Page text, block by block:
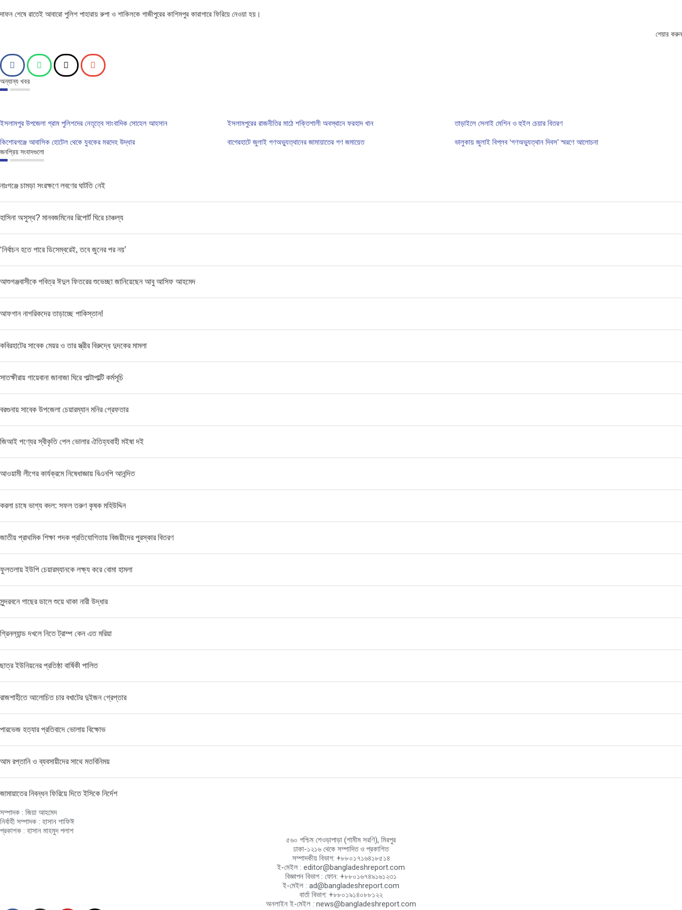
দাফন শেষে রাতেই আবারো পুলিশ পাহারায় রুপা ও শাকিলকে গাজীপুরের কাশিমপুর কারাগারে ফিরিয়ে নেওয়া হয়।
শেয়ার করুন
অন্যান্য খবর
ইসলামপুর উপজেলা গ্রাম পুলিশদের নেতৃত্বে সাংবাদিক সোহেল আহসান ইসলামপুরের রাজনীতির মাঠে শক্তিশালী অবস্থানে ফরহাদ খান তাড়াইলে সেলাই মেশিন ও হুইল চেয়ার বিতরণ
কিশোরগঞ্জে আবাসিক হোটেল থেকে যুবকের মরদেহ উদ্ধার বাগেরহাটে জুলাই গণঅভ্যুত্থানের জামায়াতের গণ জমায়েত ভালুকায় জুলাই বিপ্লব ‘গণঅভ্যুত্থান দিবস’ স্মরণে আলোচনা
জনপ্রিয় সংবাদগুলো
নাঃগঞ্জে চামড়া সংরক্ষণে লবণের ঘাটতি নেই
হাসিনা অসুস্থ? মানবজমিনের রিপোর্ট ঘিরে চাঞ্চল্য
‘নির্বাচন হতে পারে ডিসেম্বরেই, তবে জুনের পর নয়’
আশুগঞ্জবাসীকে পবিত্র ঈদুল ফিতরের শুভেচ্ছা জানিয়েছেন আবু আসিফ আহমেদ
আফগান নাগরিকদের তাড়াচ্ছে পাকিস্তান​!
কবিরহাটের সাবেক মেয়র ও তার স্ত্রীর বিরুদ্ধে দুদকের মামলা
সাতক্ষীরায় গায়েবানা জানাজা ঘিরে পাল্টাপাল্টি কর্মসূচি
বরগুনায় সাবেক উপজেলা চেয়ারম্যান মনির গ্রেফতার
জিআই পণ্যের স্বীকৃতি পেল ভোলার ঐতিহ্যবাহী মইষা দই
আওয়ামী লীগের কার্যক্রমে নিষেধাজ্ঞায় বিএনপি আনন্দিত
করলা চাষে ভাগ্য বদল: সফল তরুণ কৃষক মহিউদ্দিন
জাতীয় প্রাথমিক শিক্ষা পদক প্রতিযোগিতায় বিজয়ীদের পুরস্কার বিতরণ
ফুলতলায় ইউপি চেয়ারম্যানকে লক্ষ্য করে বোমা হামলা
সুন্দরবনে গাছের ডালে শুয়ে থাকা নারী উদ্ধার
গ্রিনল্যান্ড দখলে নিতে ট্রাম্প কেন এত মরিয়া
ছাত্র ইউনিয়নের প্রতিষ্ঠা বার্ষিকী পালিত
রাজশাহীতে আলোচিত চার বখাটের দুইজন গ্রেপ্তার
পারভেজ হত্যার প্রতিবাদে ভোলায় বিক্ষোভ
আম রপ্তানি ও ব্যবসায়ীদের সাথে মতবিনিময়
জামায়াতের নিবন্ধন ফিরিয়ে দিতে ইসিকে নির্দেশ
সম্পাদক : জিয়া আহমেদ
নির্বাহী সম্পাদক : হাসান শাফিঈ
প্রকাশক : হাসান মাহমুদ পলাশ
৫৬০ পশ্চিম শেওড়াপাড়া (শামীম সরণি), মিরপুর
ঢাকা-১২১৬ থেকে সম্পাদিত ও প্রকাশিত
সম্পাদকীয় বিভাগ: +৮৮০১৭১৬৪১৮৫১৪
ই-মেইল : editor@bangladeshreport.com
বিজ্ঞাপন বিভাগ : ফোন: +৮৮০১৬৭৪৯১৬১২৩১
ই-মেইল : ad@bangladeshreport.com
বার্তা বিভাগ: +৮৮০১৯১৪০৮৮১২২
অনলাইন ই-মেইল : news@bangladeshreport.com